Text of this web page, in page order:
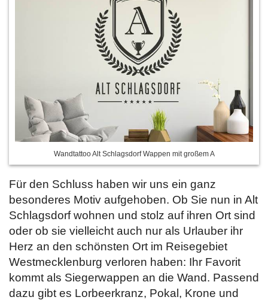
Wandtattoo Alt Schlagsdorf Wappen mit großem A
Für den Schluss haben wir uns ein ganz
besonderes Motiv aufgehoben. Ob Sie nun in Alt
Schlagsdorf wohnen und stolz auf ihren Ort sind
oder ob sie vielleicht auch nur als Urlauber ihr
Herz an den schönsten Ort im Reisegebiet
Westmecklenburg verloren haben: Ihr Favorit
kommt als Siegerwappen an die Wand. Passend
dazu gibt es Lorbeerkranz, Pokal, Krone und